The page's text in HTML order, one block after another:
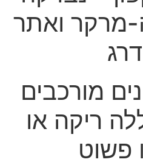
מרקר ואתר
מורכבים
ריקה או
פשוט